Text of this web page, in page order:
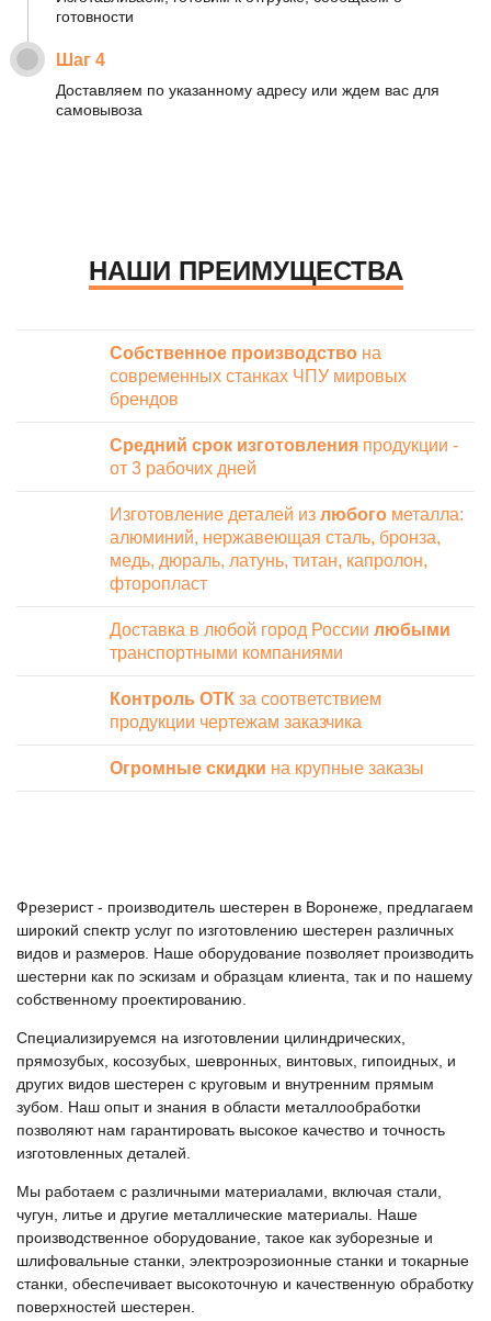
готовности
Шаг 4
Доставляем по указанному адресу или ждем вас для
самовывоза
НАШИ ПРЕИМУЩЕСТВА
Собственное производство на
современных станках ЧПУ мировых
брендов
Средний срок изготовления продукции -
от 3 рабочих дней
Изготовление деталей из любого металла:
алюминий, нержавеющая сталь, бронза,
медь, дюраль, латунь, титан, капролон,
фторопласт
Доставка в любой город России любыми
транспортными компаниями
Контроль ОТК за соответствием
продукции чертежам заказчика
Огромные скидки на крупные заказы
Фрезерист - производитель шестерен в Воронеже, предлагаем
широкий спектр услуг по изготовлению шестерен различных
видов и размеров. Наше оборудование позволяет производить
шестерни как по эскизам и образцам клиента, так и по нашему
собственному проектированию.
Специализируемся на изготовлении цилиндрических,
прямозубых, косозубых, шевронных, винтовых, гипоидных, и
других видов шестерен с круговым и внутренним прямым
зубом. Наш опыт и знания в области металлообработки
позволяют нам гарантировать высокое качество и точность
изготовленных деталей.
Мы работаем с различными материалами, включая стали,
чугун, литье и другие металлические материалы. Наше
производственное оборудование, такое как зуборезные и
шлифовальные станки, электроэрозионные станки и токарные
станки, обеспечивает высокоточную и качественную обработку
поверхностей шестерен.